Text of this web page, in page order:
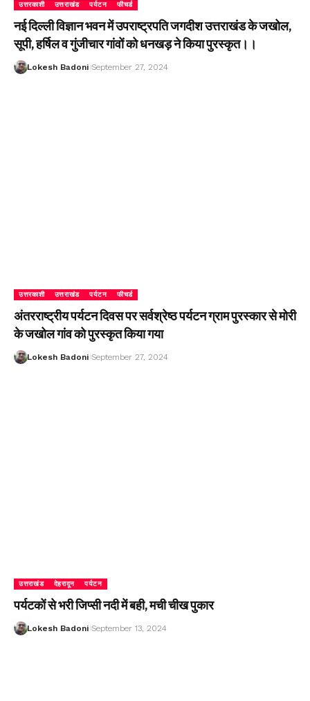
उत्तरकाशी उत्तराखंड पर्यटन फीचर्ड
नई दिल्ली विज्ञान भवन में उपराष्ट्रपति जगदीश उत्तराखंड के जखोल,
सूपी, हर्षिल व गुंजीचार गांवों को धनखड़ ने किया पुरस्कृत।।
Lokesh Badoni September 27, 2024
उत्तरकाशी उत्तराखंड पर्यटन फीचर्ड
अंतरराष्ट्रीय पर्यटन दिवस पर सर्वश्रेष्ठ पर्यटन ग्राम पुरस्कार से मोरी
के जखोल गांव को पुरस्कृत किया गया
Lokesh Badoni September 27, 2024
उत्तराखंड देहरादून पर्यटन
पर्यटकों से भरी जिप्सी नदी में बही, मची चीख पुकार
Lokesh Badoni September 13, 2024